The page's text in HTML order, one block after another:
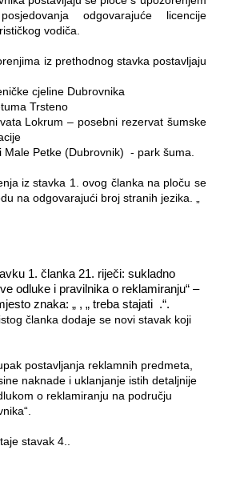
odgovarajuće licencije
vodiča.
iz prethodnog stavka postavljaju
cjeline Dubrovnika
Trsteno
Lokrum – posebni rezervat šumske
Male Petke (Dubrovnik) - park šuma.
iz stavka 1. ovog članka na ploču se
na odgovarajući broj stranih jezika. „
1. članka 21. riječi: sukladno
odluke i pravilnika o reklamiranju“ –
znaka: „ , „ treba stajati .“.
članka dodaje se novi stavak koji
postavljanja reklamnih predmeta,
naknade i uklanjanje istih detaljnije
o reklamiranju na području
stavak 4..